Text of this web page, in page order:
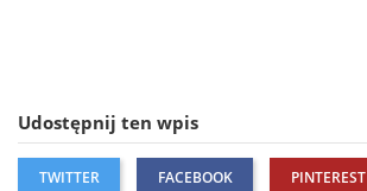
Udostępnij ten wpis
TWITTER FACEBOOK PINTEREST